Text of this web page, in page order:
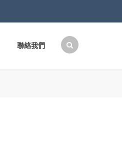
聯絡我們